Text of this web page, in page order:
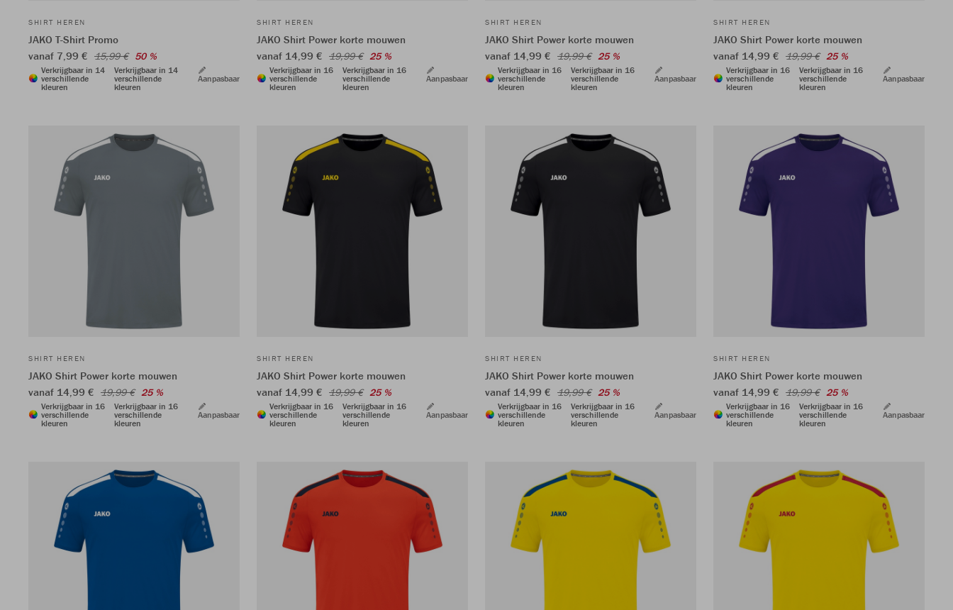
SHIRT HEREN
JAKO T-Shirt Promo
vanaf 7,99 € 15,99 € 50 %
Verkrijgbaar in 14
verschillende
kleuren
Verkrijgbaar in 14
verschillende
kleuren
Aanpasbaar
SHIRT HEREN
JAKO Shirt Power korte mouwen
vanaf 14,99 € 19,99 € 25 %
Verkrijgbaar in 16
verschillende
kleuren
Verkrijgbaar in 16
verschillende
kleuren
Aanpasbaar
SHIRT HEREN
JAKO Shirt Power korte mouwen
vanaf 14,99 € 19,99 € 25 %
Verkrijgbaar in 16
verschillende
kleuren
Verkrijgbaar in 16
verschillende
kleuren
Aanpasbaar
SHIRT HEREN
JAKO Shirt Power korte mouwen
vanaf 14,99 € 19,99 € 25 %
Verkrijgbaar in 16
verschillende
kleuren
Verkrijgbaar in 16
verschillende
kleuren
Aanpasbaar
SHIRT HEREN
JAKO Shirt Power korte mouwen
vanaf 14,99 € 19,99 € 25 %
Verkrijgbaar in 16
verschillende
kleuren
Verkrijgbaar in 16
verschillende
kleuren
Aanpasbaar
SHIRT HEREN
JAKO Shirt Power korte mouwen
vanaf 14,99 € 19,99 € 25 %
Verkrijgbaar in 16
verschillende
kleuren
Verkrijgbaar in 16
verschillende
kleuren
Aanpasbaar
SHIRT HEREN
JAKO Shirt Power korte mouwen
vanaf 14,99 € 19,99 € 25 %
Verkrijgbaar in 16
verschillende
kleuren
Verkrijgbaar in 16
verschillende
kleuren
Aanpasbaar
SHIRT HEREN
JAKO Shirt Power korte mouwen
vanaf 14,99 € 19,99 € 25 %
Verkrijgbaar in 16
verschillende
kleuren
Verkrijgbaar in 16
verschillende
kleuren
Aanpasbaar